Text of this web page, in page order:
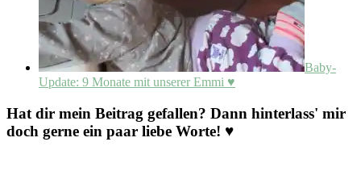
Baby-
Update: 9 Monate mit unserer Emmi ♥
Hat dir mein Beitrag gefallen? Dann hinterlass' mir
doch gerne ein paar liebe Worte! ♥